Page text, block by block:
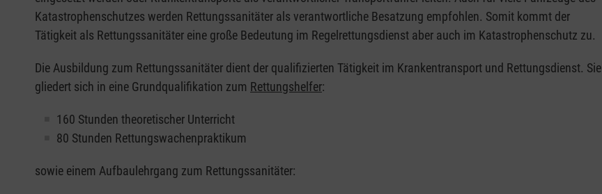
Katastrophenschutzes werden Rettungssanitäter als verantwortliche Besatzung empfohlen. Somit kommt der
Tätigkeit als Rettungssanitäter eine große Bedeutung im Regelrettungsdienst aber auch im Katastrophenschutz zu.
Die Ausbildung zum Rettungssanitäter dient der qualifizierten Tätigkeit im Krankentransport und Rettungsdienst. Sie
gliedert sich in eine Grundqualifikation zum Rettungshelfer:
160 Stunden theoretischer Unterricht
80 Stunden Rettungswachenpraktikum
sowie einem Aufbaulehrgang zum Rettungssanitäter: